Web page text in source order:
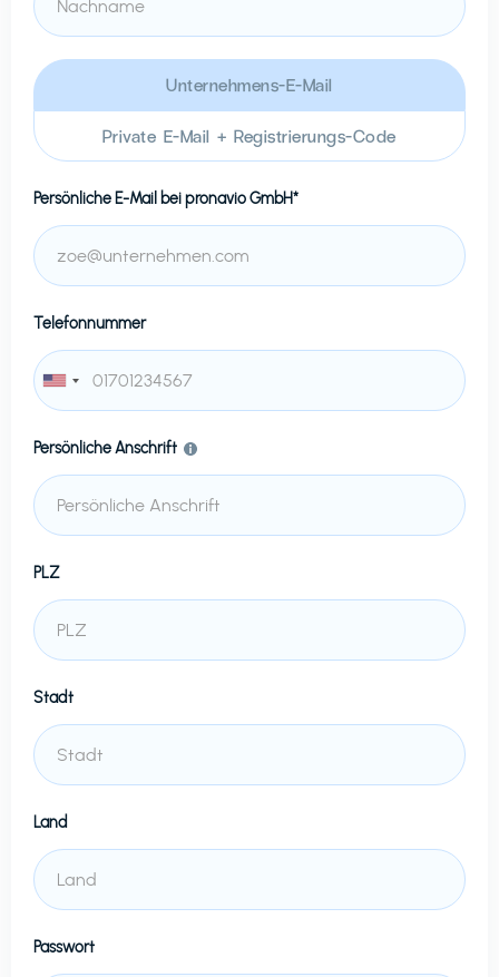
Unternehmens-E-Mail
Private E-Mail + Registrierungs-Code
Persönliche E-Mail beipronavio GmbH*
Telefonnummer
Persönliche Anschrift
PLZ
Stadt
Land
Passwort